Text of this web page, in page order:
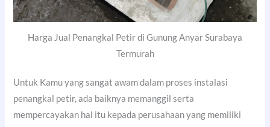
Harga Jual Penangkal Petir di Gunung Anyar Surabaya
Termurah
Untuk Kamu yang sangat awam dalam proses instalasi
penangkal petir, ada baiknya memanggil serta
mempercayakan hal itu kepada perusahaan yang memiliki